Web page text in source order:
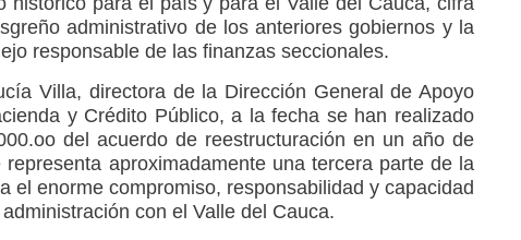
administrativo de los anteriores gobiernos y la
responsable de las finanzas seccionales.
Villa, directora de la Dirección General de Apoyo
y Crédito Público, a la fecha se han realizado
del acuerdo de reestructuración en un año de
aproximadamente una tercera parte de la
el enorme compromiso, responsabilidad y capacidad
con el Valle del Cauca.